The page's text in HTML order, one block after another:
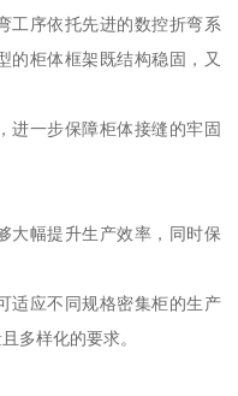
工序依托先进的数控折弯系
的柜体框架既结构稳固，又
进一步保障柜体接缝的牢固
大幅提升生产效率，同时保
适应不同规格密集柜的生产
多样化的要求。